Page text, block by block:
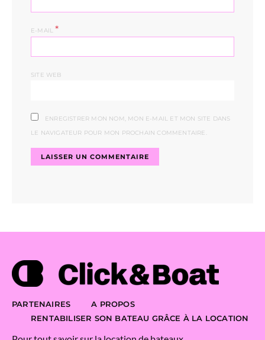
E-MAIL*
SITE WEB
ENREGISTRER MON NOM, MON E-MAIL ET MON SITE DANS
LE NAVIGATEUR POUR MON PROCHAIN COMMENTAIRE.
PARTENAIRES
A PROPOS
RENTABILISER SON BATEAU GRÂCE À LA LOCATION